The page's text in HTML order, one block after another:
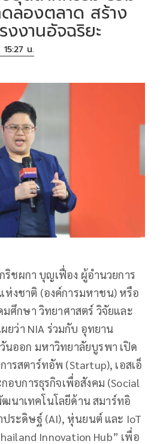
ดลองตลาด สร้าง
งานอัจฉริยะ
น.
ริชผกา บุญเฟื่อง ผู้อำนวยการ
ห่งชาติ (องค์การมหาชน) หรือ
มศึกษา วิทยาศาสตร์ วิจัยและ
ยว่า NIA ร่วมกับ อุทยาน
นออก มหาวิทยาลัยบูรพา เปิด
รสตาร์ทอัพ (Startup), เอสเอ็
อบการธุรกิจเพื่อสังคม (Social
ฒนาเทคโนโลยีด้าน สมาร์ทอิ
ระดิษฐ์ (AI), หุ่นยนต์ และ IoT
Innovation Hub” เพื่อ